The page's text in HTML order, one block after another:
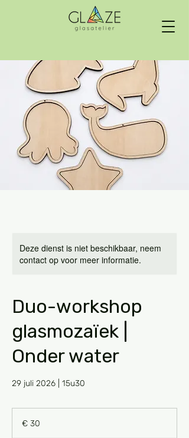
Deze dienst is niet beschikbaar, neem
contact op voor meer informatie.
Duo-workshop
glasmozaïek |
Onder water
29 juli 2026 | 15u30
€ 30